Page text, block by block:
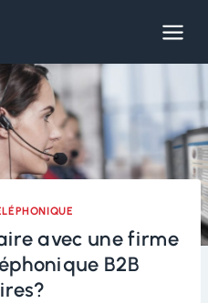
avec une firme
B2B